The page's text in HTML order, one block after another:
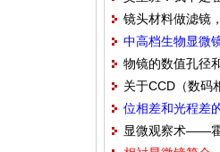
镜头材料做滤镜
中高档生物显微
700/
物镜的数值孔径
关于CCD（数码
率关系问题
位相差和光程差
显微观察术——